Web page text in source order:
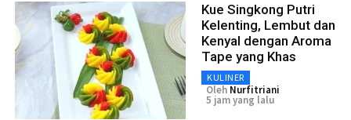
Kue Singkong Putri
Kelenting, Lembut dan
Kenyal dengan Aroma
Tape yang Khas
KULINER
Oleh Nurfitriani
5 jam yang lalu